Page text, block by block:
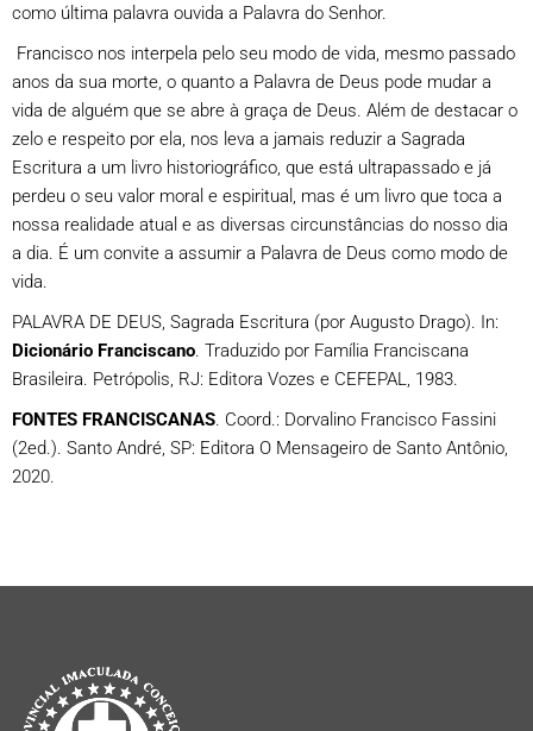
como última palavra ouvida a Palavra do Senhor.
Francisco nos interpela pelo seu modo de vida, mesmo passado
anos da sua morte, o quanto a Palavra de Deus pode mudar a
vida de alguém que se abre à graça de Deus. Além de destacar o
zelo e respeito por ela, nos leva a jamais reduzir a Sagrada
Escritura a um livro historiográfico, que está ultrapassado e já
perdeu o seu valor moral e espiritual, mas é um livro que toca a
nossa realidade atual e as diversas circunstâncias do nosso dia
a dia. É um convite a assumir a Palavra de Deus como modo de
vida.
PALAVRA DE DEUS, Sagrada Escritura (por Augusto Drago). In:
Dicionário Franciscano. Traduzido por Família Franciscana
Brasileira. Petrópolis, RJ: Editora Vozes e CEFEPAL, 1983.
FONTES FRANCISCANAS. Coord.: Dorvalino Francisco Fassini
(2ed.). Santo André, SP: Editora O Mensageiro de Santo Antônio,
2020.